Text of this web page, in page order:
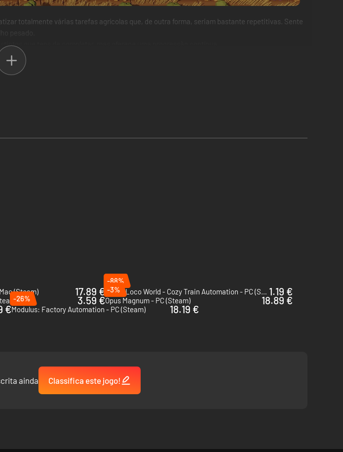
totalmente várias tarefas agrícolas que, de outra forma, seriam bastante repetitivas. Sente
que tens de completar, mas oferece uma progressão contínua.
(Steam)
17.89 €
-88%
Super Loco World - Cozy Train Automation - PC (Steam) 1.19 €
3.59 €
-3%
Opus Magnum - PC (Steam)
18.89 €
€
-26%
Modulus: Factory Automation - PC (Steam)
18.19 €
ainda Classifica este jogo!